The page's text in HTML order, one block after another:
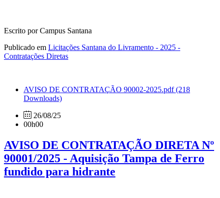
Escrito por Campus Santana
Publicado em Licitações Santana do Livramento - 2025 -
Contratações Diretas
AVISO DE CONTRATAÇÃO 90002-2025.pdf(218
Downloads)
26/08/25
00h00
AVISO DE CONTRATAÇÃO DIRETA Nº
90001/2025 - Aquisição Tampa de Ferro
fundido para hidrante